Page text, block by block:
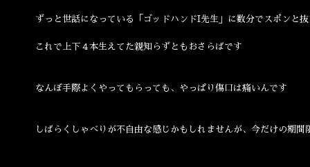
ずっと世話になっている「ゴッドハンドI先生」に数分でスポンと
これで上下４本生えてた親知らずともおさらばです
なんぼ手際よくやってもらっても、やっぱり傷口は痛いんです
しばらくしゃべりが不自由な感じかもしれませんが、今だけの期間